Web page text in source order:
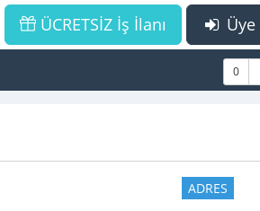
ÜCRETSİZ İş İlanı
0
ADRES